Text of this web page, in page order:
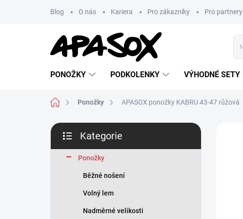
Blog O nás Kariera Pro zákazníky Pro partnery
PONOŽKY PODKOLENKY VÝHODNÉ SETY
Domů Ponožky APASOX ponožky KABRU 43-47 růžová
P
s
kategorie
Kategorie
Ponožky
Běžné nošení
Volný lem
Nadměrné velikosti